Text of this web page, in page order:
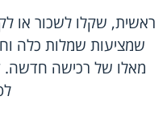
ראשית, שקלו לשכור או
שמציעות שמלות כלה
מאלו של רכישה חדשה.